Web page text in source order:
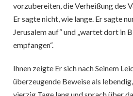
vorzubereiten, die Verheißung des
Er sagte nicht, wie lange. Er sagte
Jerusalem auf“ und „wartet dort in
empfangen“.
Ihnen zeigte Er sich nach Seinem
überzeugende Beweise als